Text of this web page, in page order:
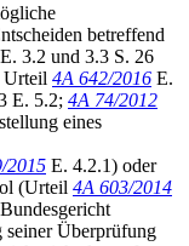
betreffend
E. 3.2 und 3.3 S. 26
Urteil 4A 642/2016 E.
E. 5.2; 4A 74/2012
eines
2015 E. 4.2.1) oder
(Urteil 4A 603/2014
seiner Überprüfung